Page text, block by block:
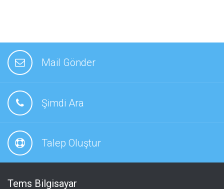
Mail Gönder
Şimdi Ara
Talep Oluştur
Tems Bilgisayar